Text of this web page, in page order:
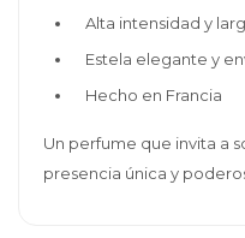
Alta intensidad y
Estela elegante y
Hecho en Francia
Un perfume que invita a
presencia única y